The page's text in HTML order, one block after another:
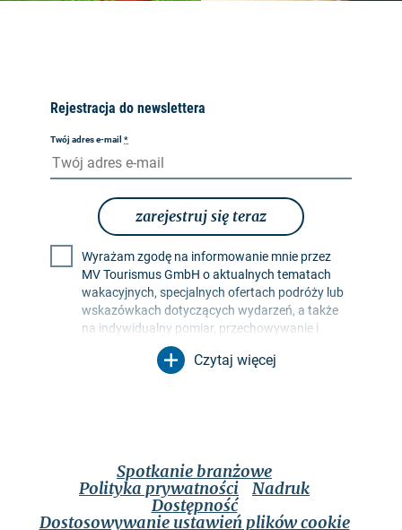
Rejestracja do newslettera
Twój adres e-mail *
zarejestruj się teraz
Wyrażam zgodę na informowanie mnie przez
MV Tourismus GmbH o aktualnych tematach
wakacyjnych, specjalnych ofertach podróży lub
wskazówkach dotyczących wydarzeń, a także
na indywidualny pomiar, przechowywanie i
ocenę współczynników otwarcia i kliknięć w
profilach odbiorców w celu projektowania
swoją zgodę w dowolnym momencie ze
skutkiem na przyszłość. Mogę to zrobić za
pomocą linku rezygnacji z subskrypcji w
odpowiednim biuletynie lub za pośrednictwem
Czytaj więcej
Spotkanie branżowe
Polityka prywatności
Nadruk
Dostępność
Dostosowywanie ustawień plików cookie